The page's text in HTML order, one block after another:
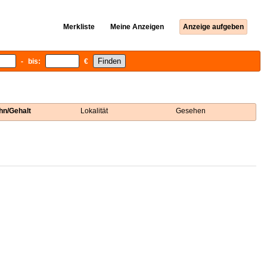
Merkliste Meine Anzeigen Anzeige aufgeben
- bis: €
Gehalt Lokalität Gesehen